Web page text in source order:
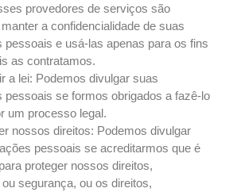
provedores de serviços são
a confidencialidade de suas
pessoais e usá-las apenas para os fins
as contratamos.
a lei: Podemos divulgar suas
pessoais se formos obrigados a fazê-lo
um processo legal.
nossos direitos: Podemos divulgar
pessoais se acreditarmos que é
proteger nossos direitos,
segurança, ou os direitos,